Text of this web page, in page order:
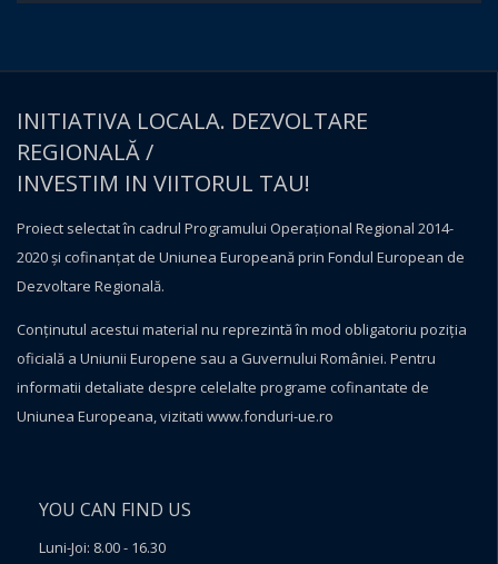
INITIATIVA LOCALA. DEZVOLTARE
REGIONALĂ /
INVESTIM IN VIITORUL TAU!
Proiect selectat în cadrul Programului Operațional Regional 2014-
2020 și cofinanțat de Uniunea Europeană prin Fondul European de
Dezvoltare Regională.
Conţinutul acestui material nu reprezintă în mod obligatoriu poziţia
oficială a Uniunii Europene sau a Guvernului României. Pentru
informatii detaliate despre celelalte programe cofinantate de
Uniunea Europeana, vizitati www.fonduri-ue.ro
YOU CAN FIND US
Luni-Joi: 8.00 - 16.30